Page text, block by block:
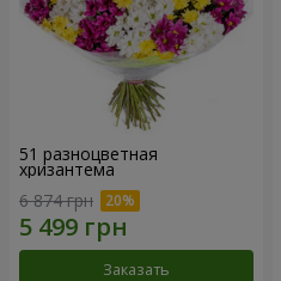
51 разноцветная
хризантема
6 874 грн
Заказать